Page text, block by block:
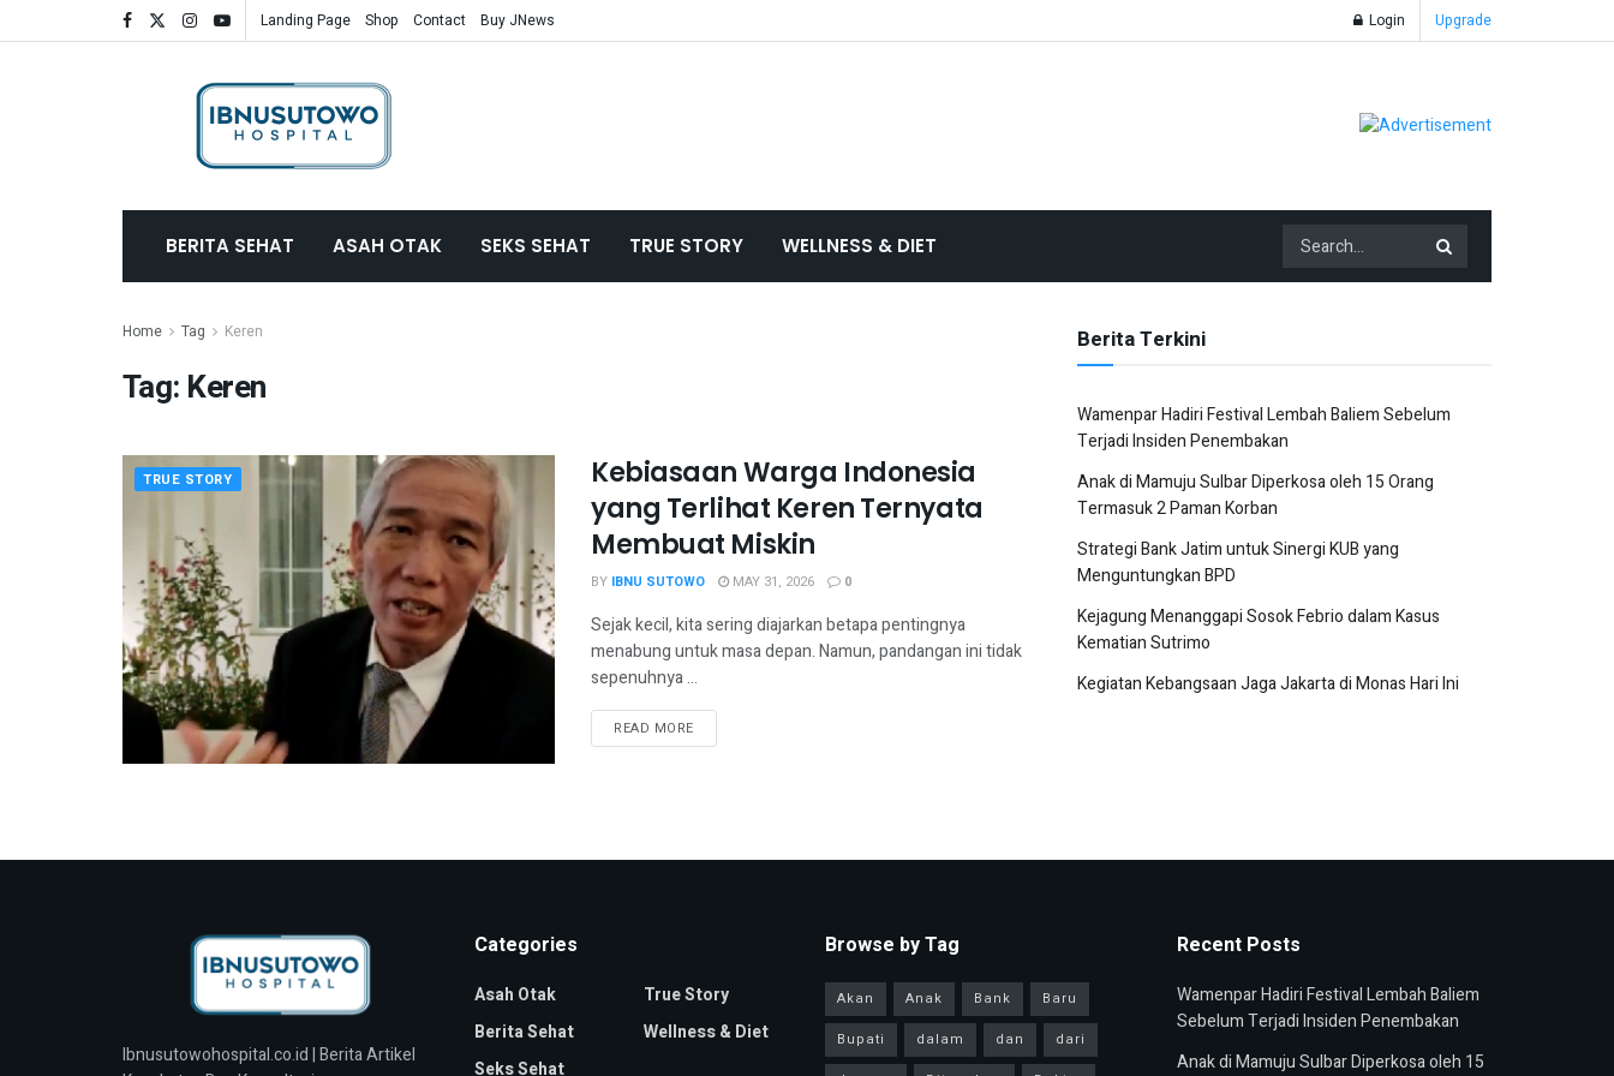
Landing Page Shop Contact Buy JNews Login Upgrade
BERITA SEHAT ASAH OTAK SEKS SEHAT TRUE STORY WELLNESS & DIET
Home Tag Keren
Tag: Keren
TRUE STORY
Kebiasaan Warga Indonesia
yang Terlihat Keren Ternyata
Membuat Miskin
BY IBNU SUTOWO MAY 31, 2026 0
Sejak kecil, kita sering diajarkan betapa pentingnya
menabung untuk masa depan. Namun, pandangan ini tidak
sepenuhnya ...
READ MORE
Berita Terkini
Wamenpar Hadiri Festival Lembah Baliem Sebelum
Terjadi Insiden Penembakan
Anak di Mamuju Sulbar Diperkosa oleh 15 Orang
Termasuk 2 Paman Korban
Strategi Bank Jatim untuk Sinergi KUB yang
Menguntungkan BPD
Kejagung Menanggapi Sosok Febrio dalam Kasus
Kematian Sutrimo
Kegiatan Kebangsaan Jaga Jakarta di Monas Hari Ini
Ibnusutowohospital.co.id | Berita Artikel
Categories
Asah Otak
Berita Sehat
Seks Sehat
True Story
Wellness & Diet
Browse by Tag
Akan Anak Bank
Baru
Bupati
dalam dan
dari
Recent Posts
Wamenpar Hadiri Festival Lembah Baliem
Sebelum Terjadi Insiden Penembakan
Anak di Mamuju Sulbar Diperkosa oleh 15